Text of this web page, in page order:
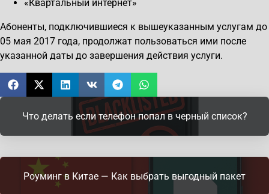
«Квартальный интернет»
Абоненты, подключившиеся к вышеуказанным услугам до
05 мая 2017 года, продолжат пользоваться ими после
указанной даты до завершения действия услуги.
Что делать если телефон попал в черный список?
Роуминг в Китае — Как выбрать выгодный пакет